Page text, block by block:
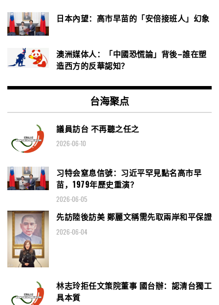
日本內望：高市早苗的「安倍接班人」幻象
澳洲媒体人：「中國恐慌論」背後–誰在塑
造西方的反華認知？
台海聚点
議員訪台 不再聽之任之
2026-06-10
习特会窒息信號：习近平罕見點名高市早
苗，1979年歷史重演？
2026-06-05
先訪陸後訪美 鄭麗文稱需先取兩岸和平保證
2026-06-04
林志玲拒任文策院董事 國台辦：認清台獨工
具本質